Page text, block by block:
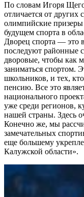
По словам Игоря
отличается от других
олимпийские
будущем спорта в
Дворец спорта — это
последуют районные
дворовые, чтобы как
заниматься спортом.
школьников, и тех,
пенсию. Все это
национального
уже среди регионов,
нашей страны. Здесь
Конечно же, мы
замечательных
еще большему
Калужской области».